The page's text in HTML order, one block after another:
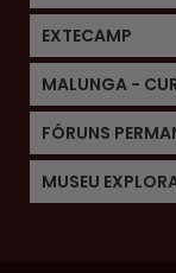
EXTECAMP
MALUNGA -
FÓRUNS
MUSEU